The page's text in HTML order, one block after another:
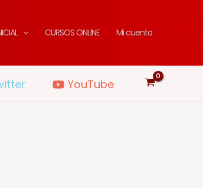
CURSOS ONLINE Mi cuenta
YouTube